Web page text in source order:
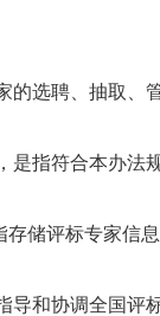
的选聘、抽取、
是指符合本办法
储评标专家信
导和协调全国评